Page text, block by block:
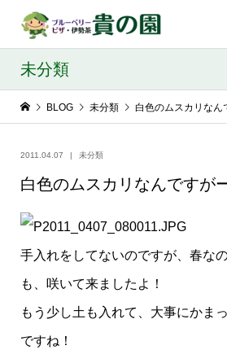
未分類
BLOG 未分類 白色のムスカリなん
2011.04.07 未分類
白色のムスカリなんですが
手入れをしてないのですが、春な
も、咲いて来ましたよ！
もう少し土も入れて、大事にかま
ですね！